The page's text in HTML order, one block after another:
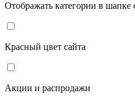
Отображать категории в шапке
Красный цвет сайта
Акции и распродажи